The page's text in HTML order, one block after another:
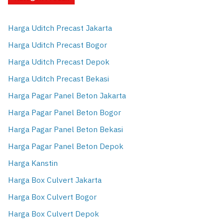
Harga Uditch Precast Jakarta
Harga Uditch Precast Bogor
Harga Uditch Precast Depok
Harga Uditch Precast Bekasi
Harga Pagar Panel Beton Jakarta
Harga Pagar Panel Beton Bogor
Harga Pagar Panel Beton Bekasi
Harga Pagar Panel Beton Depok
Harga Kanstin
Harga Box Culvert Jakarta
Harga Box Culvert Bogor
Harga Box Culvert Depok